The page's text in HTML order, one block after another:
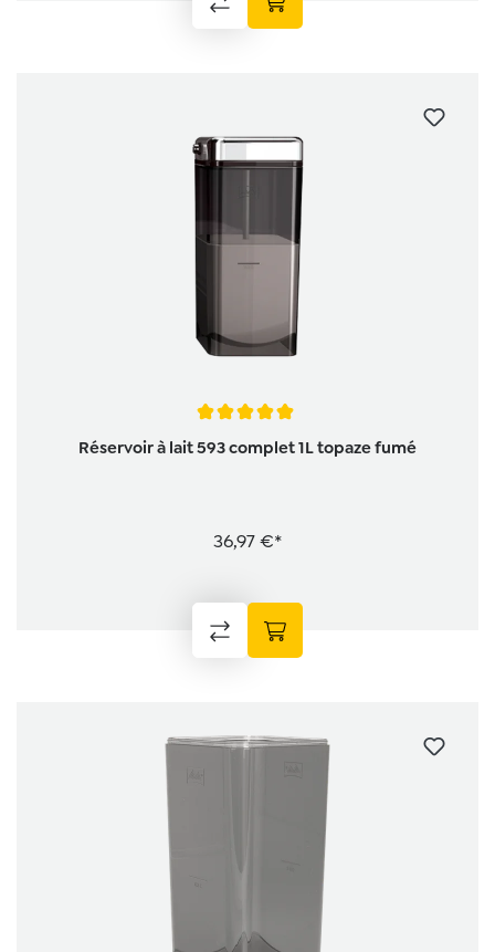
Note moyenne de 5 sur 5 étoiles
Réservoir à lait 593 complet 1L topaze fumé
36,97 €*